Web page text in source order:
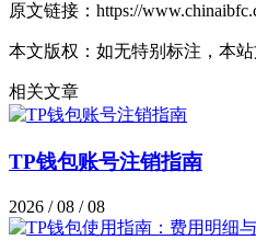
原文链接：https://
本文版权：如无特别标注，本站
相关文章
TP钱包账号注销指南
2026 / 08 / 08